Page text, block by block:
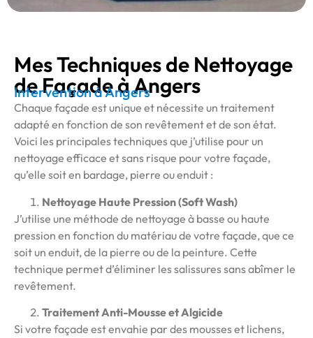
Mes Techniques de Nettoyage
de Façade à Angers
Intervention à Angers
Chaque façade est unique et nécessite un traitement
adapté en fonction de son revêtement et de son état.
Voici les principales techniques que j’utilise pour un
nettoyage efficace et sans risque pour votre façade,
qu’elle soit en bardage, pierre ou enduit :
Nettoyage Haute Pression (Soft Wash)
J’utilise une méthode de nettoyage à basse ou haute
pression en fonction du matériau de votre façade, que ce
soit un enduit, de la pierre ou de la peinture. Cette
technique permet d’éliminer les salissures sans abîmer le
revêtement.
Traitement Anti-Mousse et Algicide
Si votre façade est envahie par des mousses et lichens,